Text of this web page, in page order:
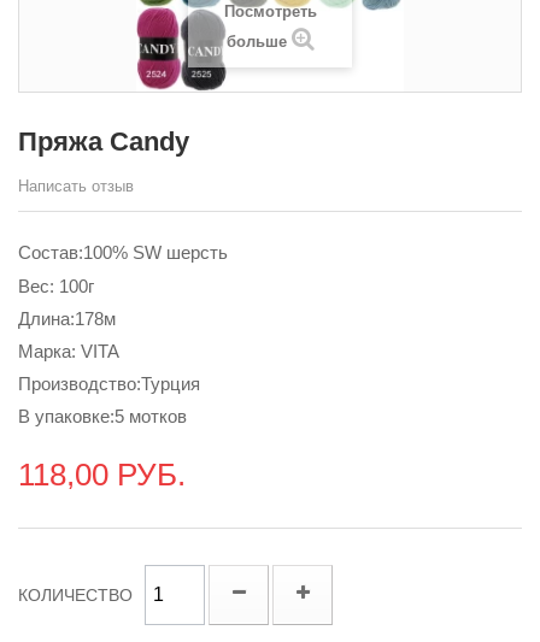
Посмотреть
больше
Пряжа Candy
Написать отзыв
Состав:100% SW шерсть
Вес: 100г
Длина:178м
Марка: VITA
Производство:Турция
В упаковке:5 мотков
118,00 РУБ.
КОЛИЧЕСТВО